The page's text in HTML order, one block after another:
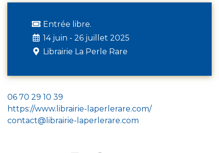
Entrée libre.
14 juin - 26 juillet 2025
Librairie La Perle Rare
06 70 29 10 39
https://www.librairie-laperlerare.com/
contact@librairie-laperlerare.com